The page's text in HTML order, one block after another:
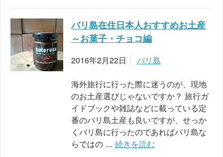
バリ島在住日本人おすすめお土産
～お菓子・チョコ編
2016年2月22日 バリ島
海外旅行に行った際に迷うのが、現地
のお土産選びじゃないですか？ 旅行ガ
イドブックや雑誌などに載っている定
番のバリ島土産も良いですが、せっか
くバリ島に行ったのであればバリ島な
らではの … 続きを読む